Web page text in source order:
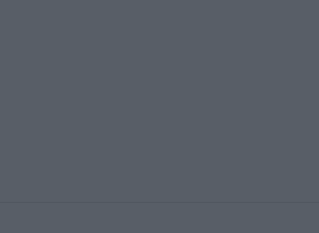
Migranti in Calabria, ribaltato il processo della